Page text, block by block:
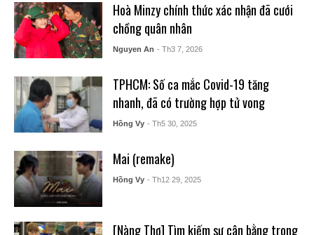
Hoà Minzy chính thức xác nhận đã cưới
chồng quân nhân
Nguyen An - Th3 7, 2026
TPHCM: Số ca mắc Covid-19 tăng
nhanh, đã có trường hợp tử vong
Hồng Vy - Th5 30, 2025
Mai (remake)
Hồng Vy - Th12 29, 2025
[Nàng Thơ] Tìm kiếm sự cân bằng trong